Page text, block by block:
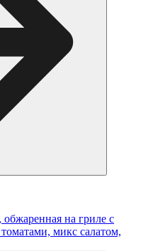
на гриле с
микс салатом,